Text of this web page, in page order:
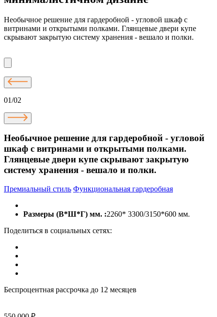
Необычное решение для гардеробной - угловой шкаф с
витринами и открытыми полками. Глянцевые двери купе
скрывают закрытую систему хранения - вешало и полки.
01/02
Необычное решение для гардеробной - угловой
шкаф с витринами и открытыми полками.
Глянцевые двери купе скрывают закрытую
систему хранения - вешало и полки.
Премиальный стиль Функциональная гардеробная
Размеры (В*Ш*Г) мм. :2260* 3300/3150*600 мм.
Поделиться в социальных сетях:
Беспроцентная рассрочка до 12 месяцев